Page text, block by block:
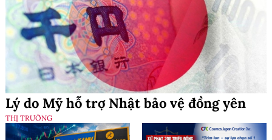
Lý do Mỹ hỗ trợ Nhật bảo vệ đồng yên
THỊ TRƯỜNG